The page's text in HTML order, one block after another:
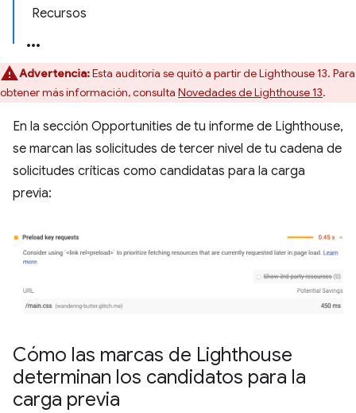
Recursos
Advertencia:Esta auditoría se quitó a partir de Lighthouse 13. Para
obtener más información, consulta Novedades de Lighthouse 13.
En la sección Opportunities de tu informe de Lighthouse,
se marcan las solicitudes de tercer nivel de tu cadena de
solicitudes críticas como candidatas para la carga
previa:
Cómo las marcas de Lighthouse
determinan los candidatos para la
carga previa